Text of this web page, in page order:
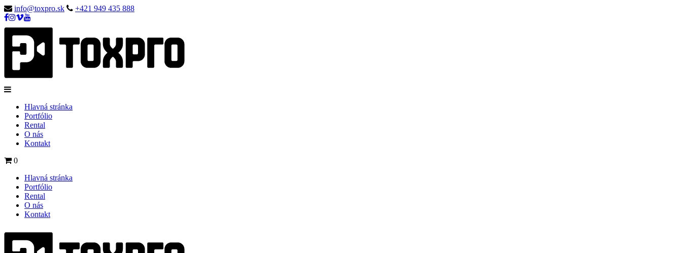
info@toxpro.sk +421 949 435 888
Hlavná stránka
Portfólio
Rental
O nás
Kontakt
0
Hlavná stránka
Portfólio
Rental
O nás
Kontakt